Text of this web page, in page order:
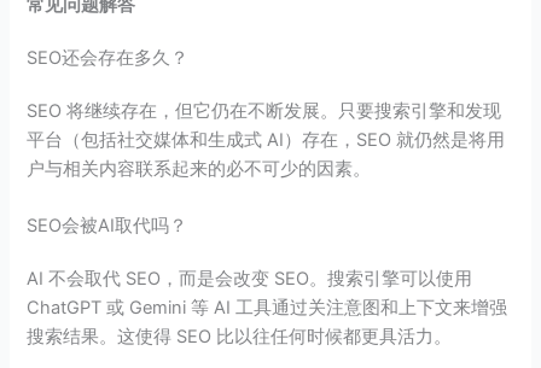
常见问题解答
SEO还会存在多久？
SEO 将继续存在，但它仍在不断发展。只要搜索引擎和发现
平台（包括社交媒体和生成式 AI）存在，SEO 就仍然是将用
户与相关内容联系起来的必不可少的因素。
SEO会被AI取代吗？
AI 不会取代 SEO，而是会改变 SEO。搜索引擎可以使用
ChatGPT 或 Gemini 等 AI 工具通过关注意图和上下文来增强
搜索结果。这使得 SEO 比以往任何时候都更具活力。